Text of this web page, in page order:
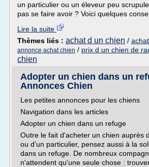
un particulier ou un éleveur peu
pas se faire avoir ? Voici quelques
Lire la suite
Thèmes liés : achat d un chien /
annonce achat chien / prix d un chien de
chien
Adopter un chien dans un
Annonces Chien
Les petites annonces pour les chiens
Navigation dans les articles
Adopter un chien dans un refuge
Outre le fait d'acheter un chien auprès
ou d'un particulier, pensez aussi à la
dans un refuge. De nombreux
n'attendent qu'une seule chose :